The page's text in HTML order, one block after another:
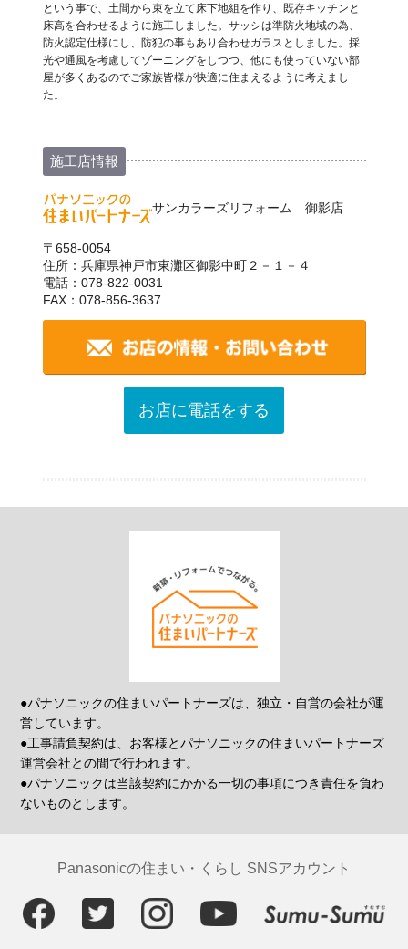
という事で、土間から束を立て床下地組を作り、既存キッチンと
床高を合わせるように施工しました。サッシは準防火地域の為、
防火認定仕様にし、防犯の事もあり合わせガラスとしました。採
光や通風を考慮してゾーニングをしつつ、他にも使っていない部
屋が多くあるのでご家族皆様が快適に住まえるように考えまし
た。
施工店情報
サンカラーズリフォーム 御影店
〒658-0054
住所：兵庫県神戸市東灘区御影中町２－１－４
電話：078-822-0031
FAX：078-856-3637
お店に電話をする
●パナソニックの住まいパートナーズは、独立・自営の会社が運
営しています。
●工事請負契約は、お客様とパナソニックの住まいパートナーズ
運営会社との間で行われます。
●パナソニックは当該契約にかかる一切の事項につき責任を負わ
ないものとします。
Panasonicの住まい・くらし SNSアカウント